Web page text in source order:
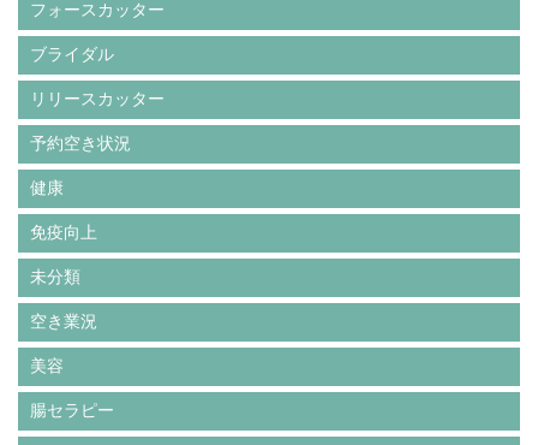
フォースカッター
ブライダル
リリースカッター
予約空き状況
健康
免疫向上
未分類
空き業況
美容
腸セラピー